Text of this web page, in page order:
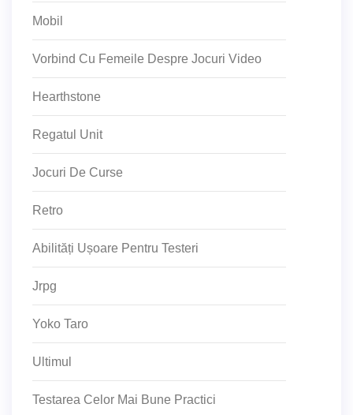
Mobil
Vorbind Cu Femeile Despre Jocuri Video
Hearthstone
Regatul Unit
Jocuri De Curse
Retro
Abilități Ușoare Pentru Testeri
Jrpg
Yoko Taro
Ultimul
Testarea Celor Mai Bune Practici